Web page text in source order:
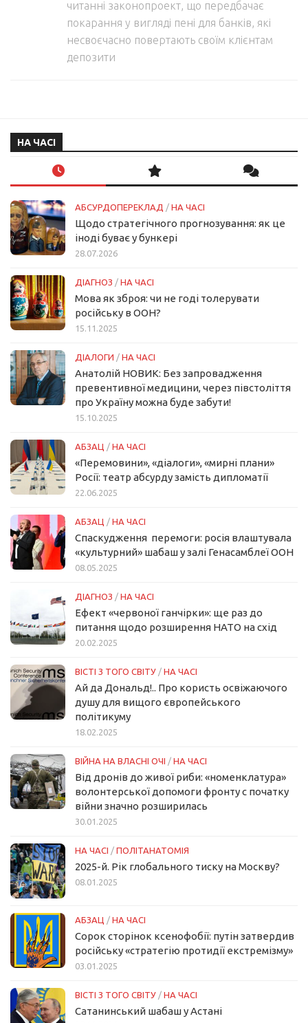
читанні законопроект, що передбачає
покарання у вигляді пені для банків, які
несвоєчасно повертають своїм клієнтам
депозити
НА ЧАСІ
АБСУРДОПЕРЕКЛАД / НА ЧАСІ
Щодо стратегічного прогнозування: як це
іноді буває у бункері
28.07.2026
ДІАГНОЗ / НА ЧАСІ
Мова як зброя: чи не годі толерувати
російську в ООН?
15.11.2025
ДІАЛОГИ / НА ЧАСІ
Анатолій НОВИК: Без запровадження
превентивної медицини, через півстоліття
про Україну можна буде забути!
15.10.2025
АБЗАЦ / НА ЧАСІ
«Перемовини», «діалоги», «мирні плани»
Росії: театр абсурду замість дипломатії
22.06.2025
АБЗАЦ / НА ЧАСІ
Спаскудження перемоги: росія влаштувала
«культурний» шабаш у залі Генасамблеї ООН
08.05.2025
ДІАГНОЗ / НА ЧАСІ
Ефект «червоної ганчірки»: ще раз до
питання щодо розширення НАТО на схід
20.02.2025
ВІСТІ З ТОГО СВІТУ / НА ЧАСІ
Ай да Дональд!.. Про користь освіжаючого
душу для вищого європейського
політикуму
18.02.2025
ВІЙНА НА ВЛАСНІ ОЧІ / НА ЧАСІ
Від дронів до живої риби: «номенклатура»
волонтерської допомоги фронту с початку
війни значно розширилась
30.01.2025
НА ЧАСІ / ПОЛІТАНАТОМІЯ
2025-й. Рік глобального тиску на Москву?
08.01.2025
АБЗАЦ / НА ЧАСІ
Сорок сторінок ксенофобії: путін затвердив
російську «стратегію протидії екстремізму»
03.01.2025
ВІСТІ З ТОГО СВІТУ / НА ЧАСІ
Сатанинський шабаш у Астані